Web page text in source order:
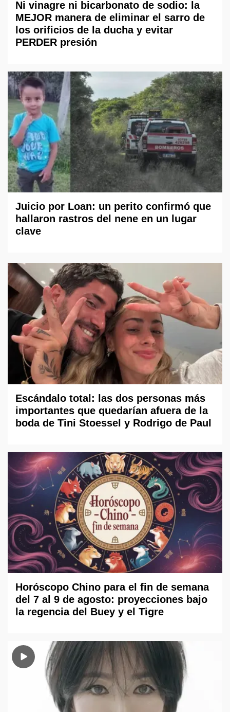
Ni vinagre ni bicarbonato de sodio: la
MEJOR manera de eliminar el sarro de
los orificios de la ducha y evitar
PERDER presión
Juicio por Loan: un perito confirmó que
hallaron rastros del nene en un lugar
clave
Escándalo total: las dos personas más
importantes que quedarían afuera de la
boda de Tini Stoessel y Rodrigo de Paul
Horóscopo Chino para el fin de semana
del 7 al 9 de agosto: proyecciones bajo
la regencia del Buey y el Tigre